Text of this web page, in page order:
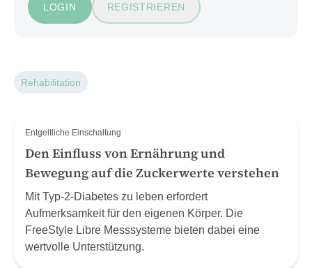
LOGIN REGISTRIEREN
Rehabilitation
Entgeltliche Einschaltung
Den Einfluss von Ernährung und
Bewegung auf die Zuckerwerte verstehen
Mit Typ-2-Diabetes zu leben erfordert
Aufmerksamkeit für den eigenen Körper. Die
FreeStyle Libre Messsysteme bieten dabei eine
wertvolle Unterstützung.